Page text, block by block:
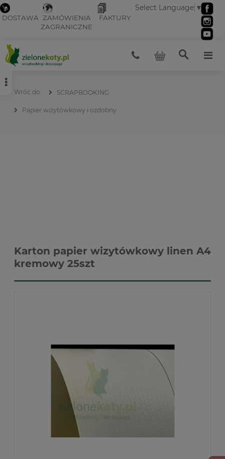
DOSTAWA ZAMÓWIENIA
ZAGRANICZNE
FAKTURY
Select Language ▼
SCRAPBOOKING
Papier wizytówkowy i ozdobny
Karton papier wizytówkowy linen A4
kremowy 25szt